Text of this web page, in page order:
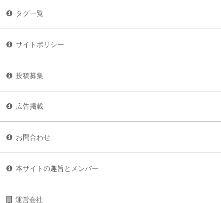
タグ一覧
サイトポリシー
投稿募集
広告掲載
お問合わせ
本サイトの趣旨とメンバー
運営会社